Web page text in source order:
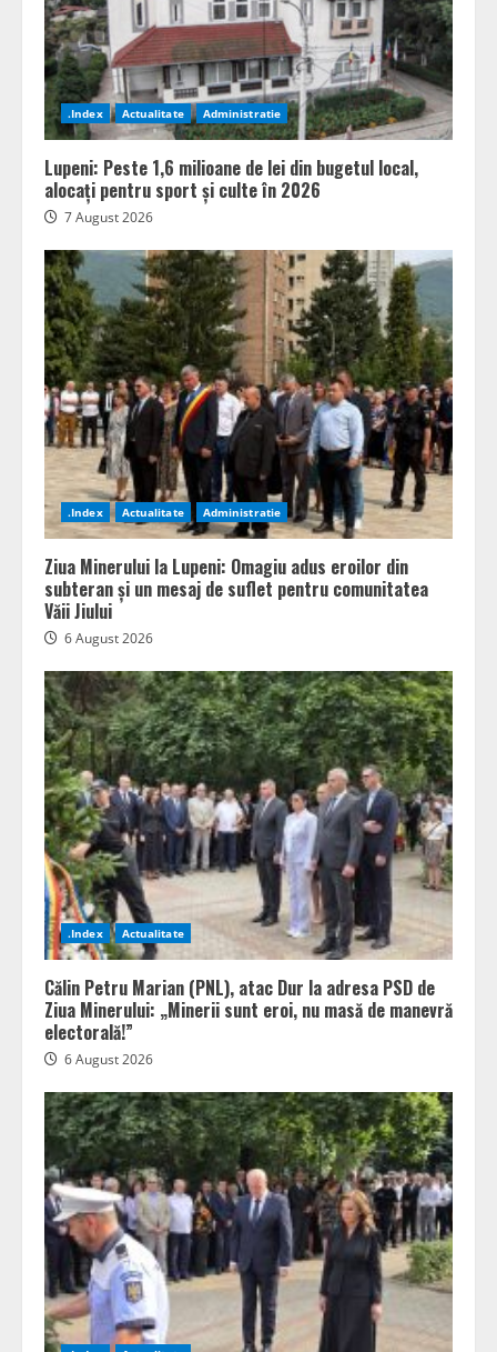
.Index Actualitate Administratie
Lupeni: Peste 1,6 milioane de lei din bugetul local,
alocați pentru sport și culte în 2026
7 August 2026
.Index Actualitate Administratie
Ziua Minerului la Lupeni: Omagiu adus eroilor din
subteran și un mesaj de suflet pentru comunitatea
Văii Jiului
6 August 2026
.Index Actualitate
Călin Petru Marian (PNL), atac Dur la adresa PSD de
Ziua Minerului: „Minerii sunt eroi, nu masă de manevră
electorală!”
6 August 2026